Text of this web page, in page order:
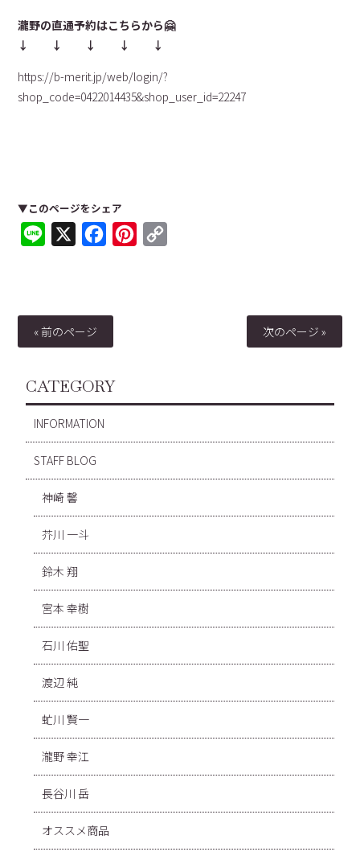
瀧野の直通予約はこちらから🤗
↓ ↓ ↓ ↓ ↓
https://b-merit.jp/web/login/?
shop_code=0422014435&shop_user_id=22247
▼このページをシェア
Line FacebookPinterest
« 前のページ 次のページ »
CATEGORY
INFORMATION
STAFF BLOG
神崎 馨
芥川 一斗
鈴木 翔
宮本 幸樹
石川 佑聖
渡辺 純
虻川 賢一
瀧野 幸江
長谷川 岳
オススメ商品